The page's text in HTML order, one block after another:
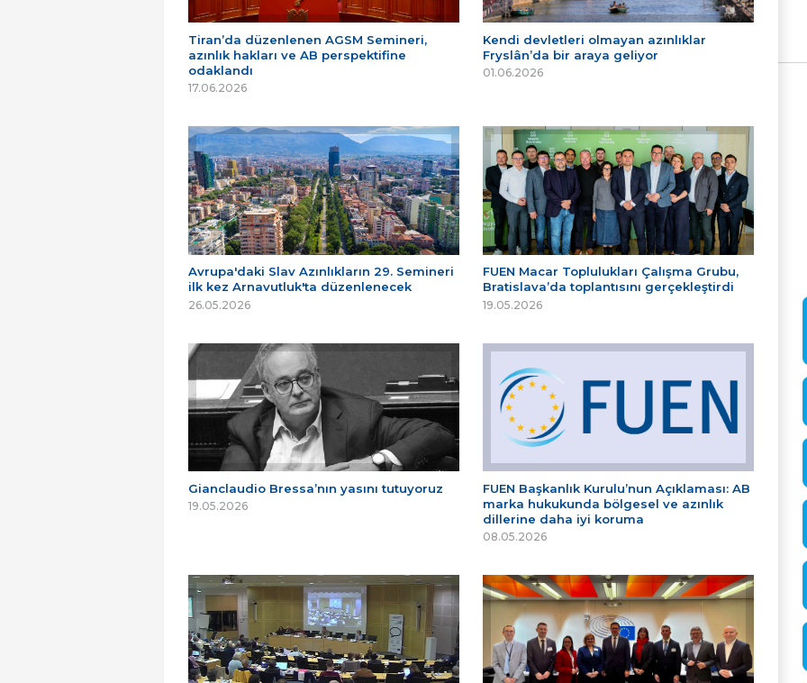
Tiran’da düzenlenen AGSM Semineri,
azınlık hakları ve AB perspektifine
odaklandı
17.06.2026
Kendi devletleri olmayan azınlıklar
Fryslân’da bir araya geliyor
01.06.2026
Avrupa'daki Slav Azınlıkların 29. Semineri
ilk kez Arnavutluk'ta düzenlenecek
26.05.2026
FUEN Macar Toplulukları Çalışma Grubu,
Bratislava’da toplantısını gerçekleştirdi
19.05.2026
Gianclaudio Bressa’nın yasını tutuyoruz
19.05.2026
FUEN Başkanlık Kurulu’nun Açıklaması: AB
marka hukukunda bölgesel ve azınlık
dillerine daha iyi koruma
08.05.2026